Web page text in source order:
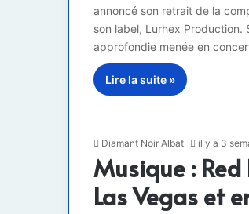
annoncé son retrait de la
son label, Lurhex Production.
approfondie menée en
Lire la suite »
Diamant Noir Albat il y a 3
Musique :
Las Vegas et